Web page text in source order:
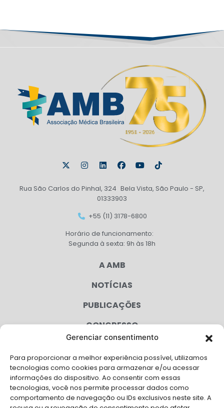
Gerenciar consentimento
Para proporcionar a melhor experiência possível, utilizamos
tecnologias como cookies para armazenar e/ou acessar
informações do dispositivo. Ao consentir com essas
tecnologias, você nos permite processar dados como
comportamento de navegação ou IDs exclusivos neste site. A
Rua São Carlos do Pinhal, 324 Bela Vista, São Paulo - SP,
01333903
+55 (11) 3178-6800
Horário de funcionamento:
Segunda à sexta: 9h às 18h
A AMB
NOTÍCIAS
PUBLICAÇÕES
CONGRESSO
CAMPANHAS
SERVIÇOS